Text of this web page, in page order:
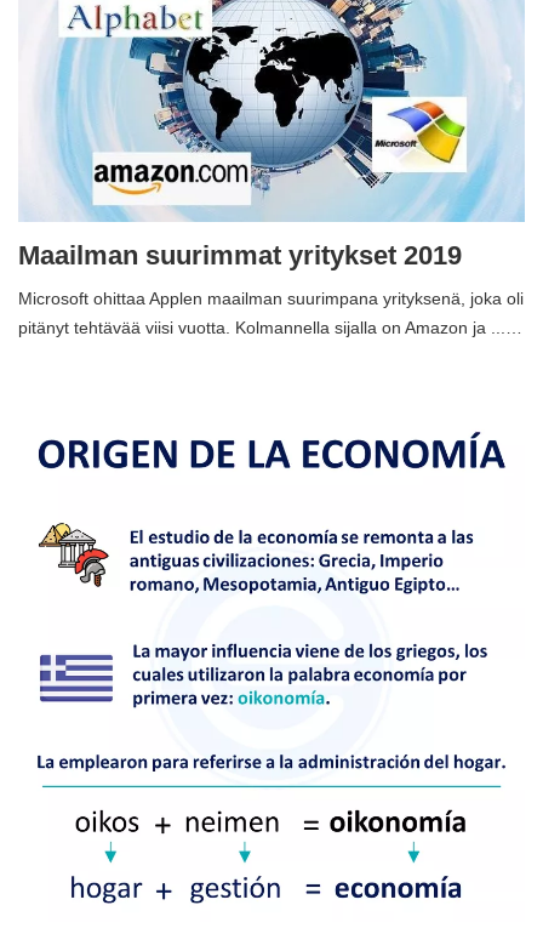
Maailman suurimmat yritykset 2019
Microsoft ohittaa Applen maailman suurimpana yrityksenä, joka oli
pitänyt tehtävää viisi vuotta. Kolmannella sijalla on Amazon ja ...…